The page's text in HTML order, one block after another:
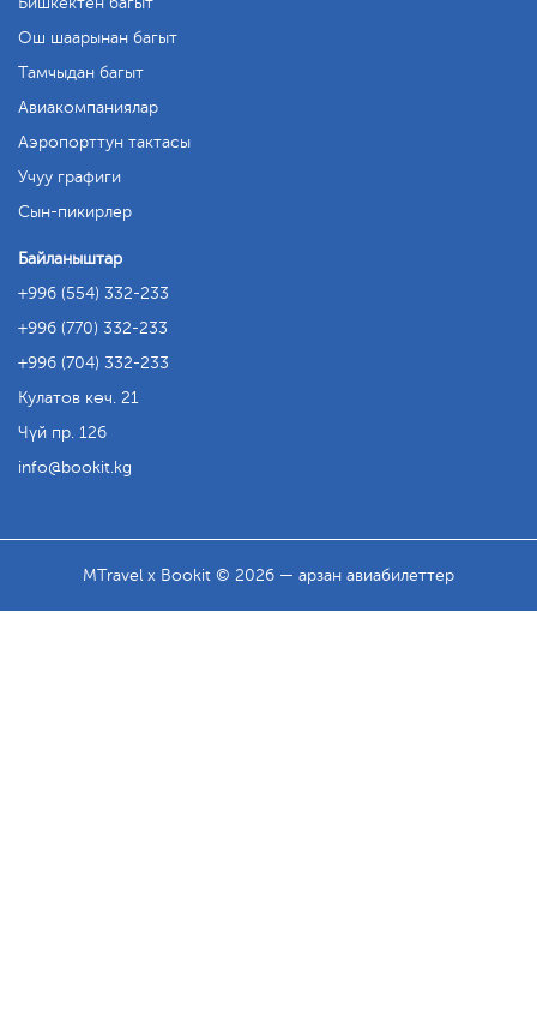
Ош шаарынан багыт
Тамчыдан багыт
Авиакомпаниялар
Аэропорттун тактасы
Учуу графиги
Сын-пикирлер
Байланыштар
+996 (554) 332-233
+996 (770) 332-233
+996 (704) 332-233
Кулатов көч. 21
Чүй пр. 126
info
bookit.kg
MTravel x Bookit © 2026 — арзан авиабилеттер